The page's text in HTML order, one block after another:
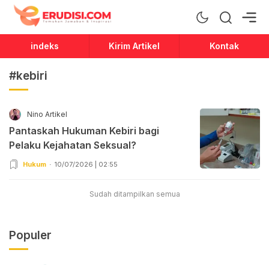
Erudisi
Temukan Jawaban dan Inspirasi
indeks Kirim Artikel Kontak
#kebiri
Nino Artikel
Pantaskah Hukuman Kebiri bagi
Pelaku Kejahatan Seksual?
Hukum 10/07/2026 | 02:55
Sudah ditampilkan semua
Populer